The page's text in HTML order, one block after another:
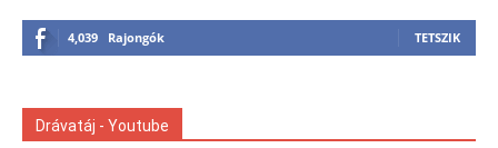
4,039 Rajongók TETSZIK
Drávatáj - Youtube